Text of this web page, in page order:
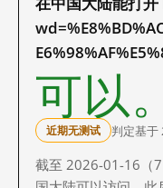
可以。
近期无测试 判定基于
截至 2026-01-16（